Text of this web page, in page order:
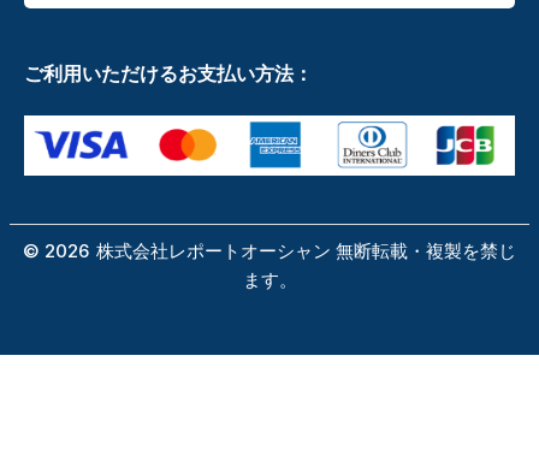
ご利用いただけるお支払い方法：
© 2026 株式会社レポートオーシャン 無断転載・複製を禁じ
ます。